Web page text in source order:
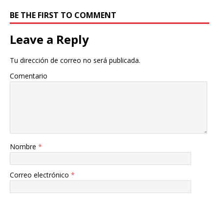
BE THE FIRST TO COMMENT
Leave a Reply
Tu dirección de correo no será publicada.
Comentario
Nombre *
Correo electrónico *